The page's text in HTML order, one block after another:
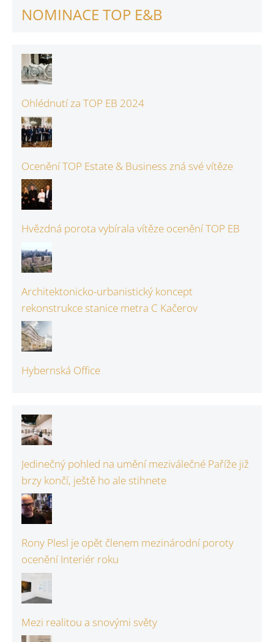
NOMINACE TOP E&B
Ohlédnutí za TOP EB 2024
Ocenění TOP Estate & Business zná své vítěze
Hvězdná porota vybírala vítěze ocenění TOP EB
Architektonicko-urbanistický koncept
rekonstrukce stanice metra C Kačerov
Hybernská Office
Jedinečný pohled na umění meziválečné Paříže již
brzy končí, ještě ho ale stihnete
Rony Plesl je opět členem mezinárodní poroty
ocenění Interiér roku
Mezi realitou a snovými světy